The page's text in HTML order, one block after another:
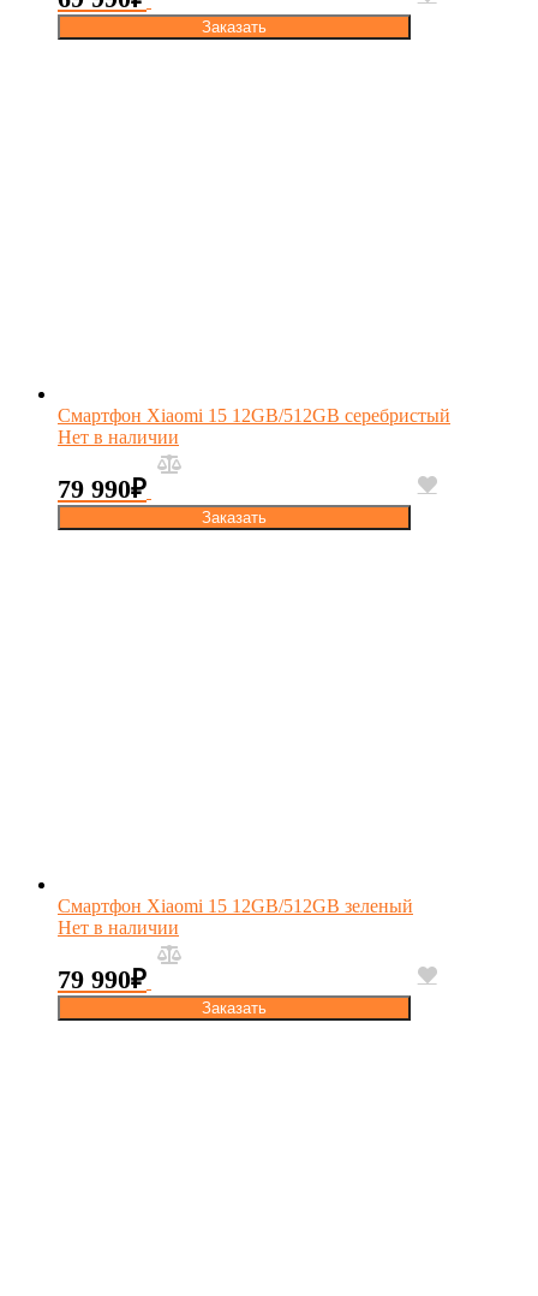
Заказать
Смартфон Xiaomi 15 12GB/512GB серебристый
Нет в наличии
79 990₽
Заказать
Смартфон Xiaomi 15 12GB/512GB зеленый
Нет в наличии
79 990₽
Заказать